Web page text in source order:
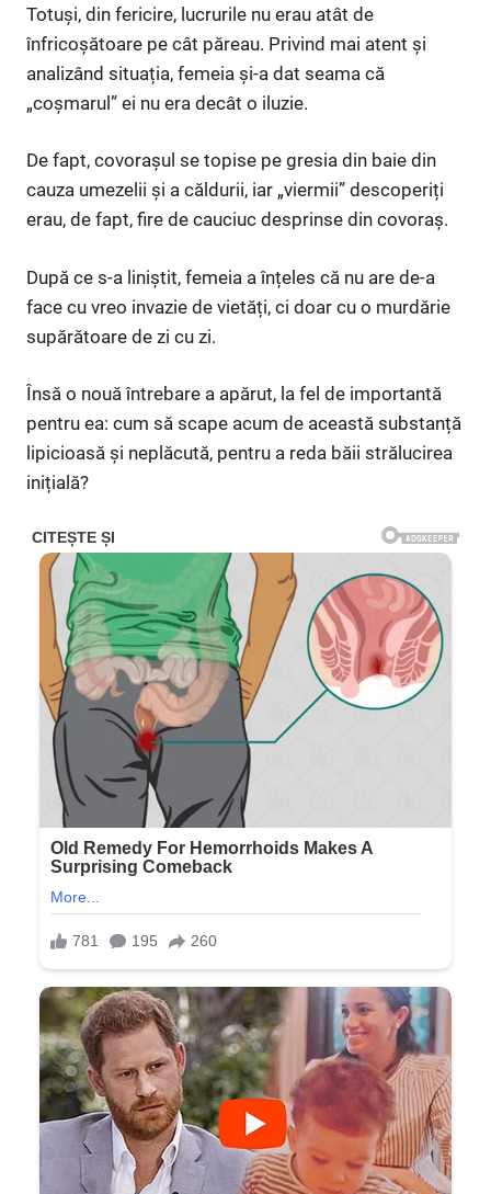
Totuși, din fericire, lucrurile nu erau atât de
înfricoșătoare pe cât păreau. Privind mai atent și
analizând situația, femeia și-a dat seama că
„coșmarul” ei nu era decât o iluzie.
De fapt, covorașul se topise pe gresia din baie din
cauza umezelii și a căldurii, iar „viermii” descoperiți
erau, de fapt, fire de cauciuc desprinse din covoraș.
După ce s-a liniștit, femeia a înțeles că nu are de-a
face cu vreo invazie de vietăți, ci doar cu o murdărie
supărătoare de zi cu zi.
Însă o nouă întrebare a apărut, la fel de importantă
pentru ea: cum să scape acum de această substanță
lipicioasă și neplăcută, pentru a reda băii strălucirea
inițială?